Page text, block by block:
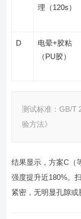
理（120s）
D
电晕+胶粘
（PU胶）
测试标准：GB/T
验方法》
结果显示，方案C（
强度提升近180%。
紧密，无明显孔隙或